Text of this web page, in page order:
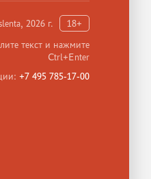
2026 г.
18+
текст и нажмите
Ctrl+Enter
+7 495 785-17-00